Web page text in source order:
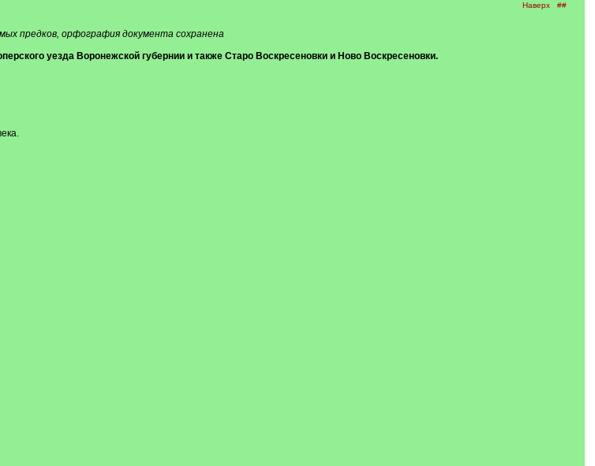
Наверх ##
предков, орфография документа сохранена
уезда Воронежской губернии и также Старо Воскресеновки и Ново Воскресеновки.